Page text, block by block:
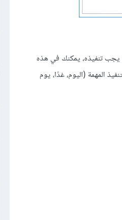
يجب تنفيذه، يمكنك في هذه
المهمة (اليوم، غدًا، يوم